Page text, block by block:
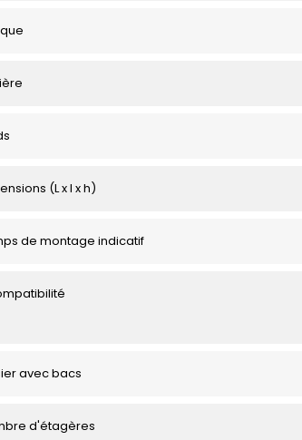
(L x l x h)
de montage indicatif
avec bacs
d'étagères